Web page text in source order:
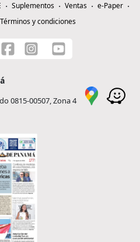
Suplementos Ventas
e-Paper
Términos y condiciones
0815-00507, Zona 4